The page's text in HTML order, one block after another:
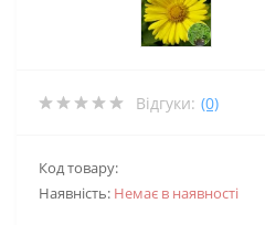
Відгуки: (0)
Код товару:
Наявність: Немає в наявностi